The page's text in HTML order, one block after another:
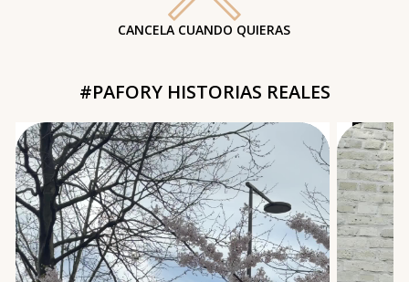
CANCELA CUANDO QUIERAS
#PAFORY HISTORIAS REALES